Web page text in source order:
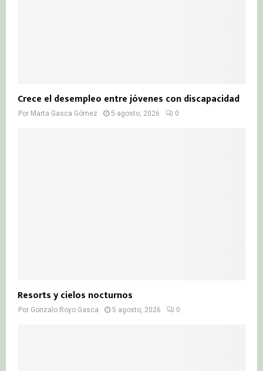
Crece el desempleo entre jóvenes con discapacidad
Por Marta Gasca Gómez 5 agosto, 2026 0
Resorts y cielos nocturnos
Por Gonzalo Royo Gasca 5 agosto, 2026 0